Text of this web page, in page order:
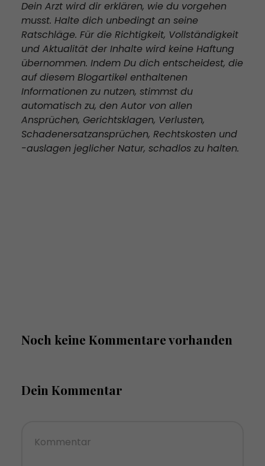
Dein Arzt wird dir erklären, wie du vorgehen
musst. Halte dich unbedingt an seine
Ratschläge. Für die Richtigkeit, Vollständigkeit
und Aktualität der Inhalte wird keine Haftung
übernommen. Indem Du dich entscheidest, die
auf diesem Blogartikel enthaltenen
Informationen zu nutzen, stimmst du
automatisch zu, den Autor von allen
Ansprüchen, Gerichtsklagen, Verlusten,
Schadenersatzansprüchen, Rechtskosten und
-auslagen jeglicher Natur, schadlos zu halten.
Noch keine Kommentare vorhanden
Dein Kommentar